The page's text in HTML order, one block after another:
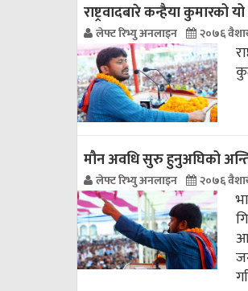
राष्ट्रवादबारे कन्हैया कुमारको
लेफ्ट रिभ्यु अनलाइन २०७६
मौन अवधि सुरु हुनुअघिको
लेफ्ट रिभ्यु अनलाइन २०७६